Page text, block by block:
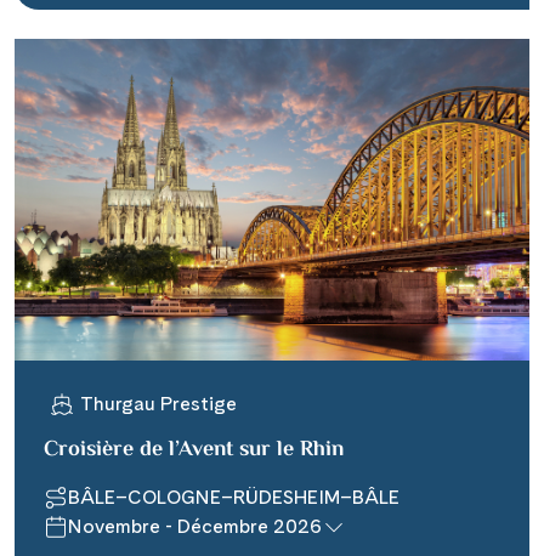
Thurgau Prestige
Croisière de l’Avent sur le Rhin
BÂLE–COLOGNE–RÜDESHEIM–BÂLE
Novembre - Décembre 2026